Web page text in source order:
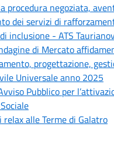
procedura negoziata,
dei servizi di
inclusione - ATS
di Mercato
progettazione,
Universale anno 2025
Pubblico per
relax alle Terme di Galatro